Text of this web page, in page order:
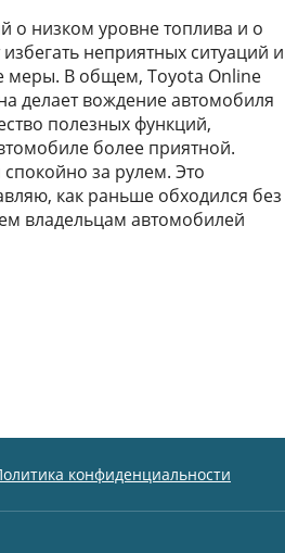
о низком уровне топлива и о
неприятных ситуаций и
меры. В общем, Toyota Online
делает вождение автомобиля
полезных функций,
более приятной.
за рулем. Это
как раньше обходился без
владельцам автомобилей
конфиденциальности